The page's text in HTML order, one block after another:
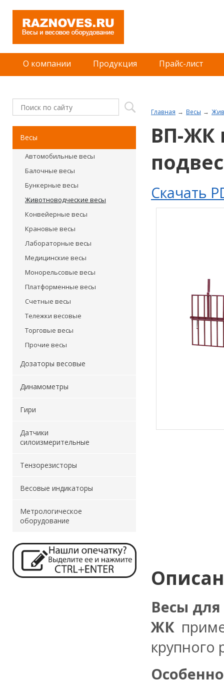
О компании Продукция Прайс-лист
Главная Весы
ВП-ЖК
Скачать
Весы
ЖК
крупного
Весы
Автомобильные весы
Балочные весы
Бункерные весы
Животноводческие весы
Конвейерные весы
Крановые весы
Лабораторные весы
Медицинские весы
Монорельсовые весы
Платформенные весы
Счетные весы
Тележки весовые
Торговые весы
Прочие весы
Дозаторы весовые
Динамометры
Гири
Датчики
силоизмерительные
Тензорезисторы
Весовые индикаторы
Метрологическое
оборудование